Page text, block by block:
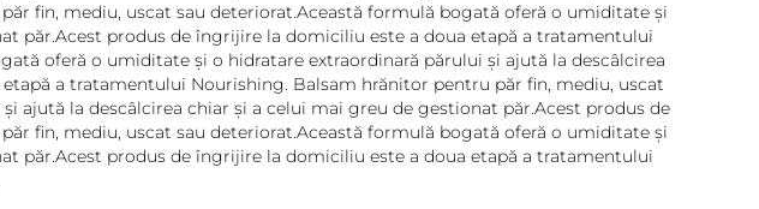
fin, mediu, uscat sau deteriorat.Această formulă bogată oferă o umiditate și
păr.Acest produs de îngrijire la domiciliu este a doua etapă a tratamentului
oferă o umiditate și o hidratare extraordinară părului și ajută la descâlcirea
a tratamentului Nourishing. Balsam hrănitor pentru păr fin, mediu, uscat
ajută la descâlcirea chiar și a celui mai greu de gestionat păr.Acest produs de
fin, mediu, uscat sau deteriorat.Această formulă bogată oferă o umiditate și
păr.Acest produs de îngrijire la domiciliu este a doua etapă a tratamentului